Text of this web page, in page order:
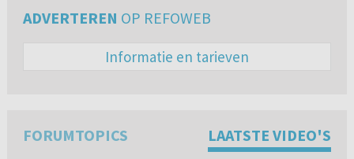
ADVERTEREN OP REFOWEB
Informatie en tarieven
FORUMTOPICS LAATSTE VIDEO'S